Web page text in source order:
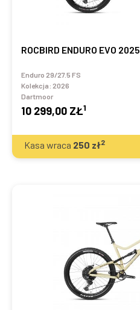
ROCBIRD ENDURO EVO 2025
Enduro 29/27.5 FS
Kolekcja: 2026
Dartmoor
10 299,00 ZŁ1
Kasa wraca 250 zł2